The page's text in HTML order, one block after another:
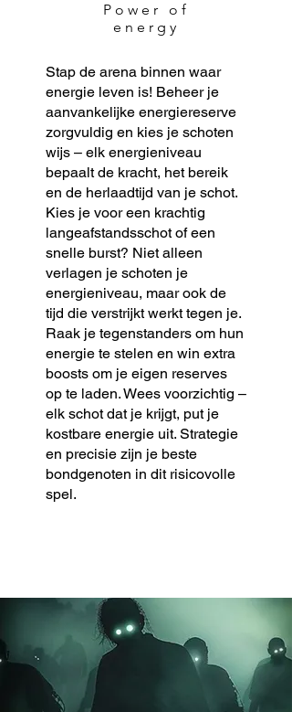
Power of
energy
Stap de arena binnen waar
energie leven is! Beheer je
aanvankelijke energiereserve
zorgvuldig en kies je schoten
wijs – elk energieniveau
bepaalt de kracht, het bereik
en de herlaadtijd van je schot.
Kies je voor een krachtig
langeafstandsschot of een
snelle burst? Niet alleen
verlagen je schoten je
energieniveau, maar ook de
tijd die verstrijkt werkt tegen je.
Raak je tegenstanders om hun
energie te stelen en win extra
boosts om je eigen reserves
op te laden. Wees voorzichtig –
elk schot dat je krijgt, put je
kostbare energie uit. Strategie
en precisie zijn je beste
bondgenoten in dit risicovolle
spel.